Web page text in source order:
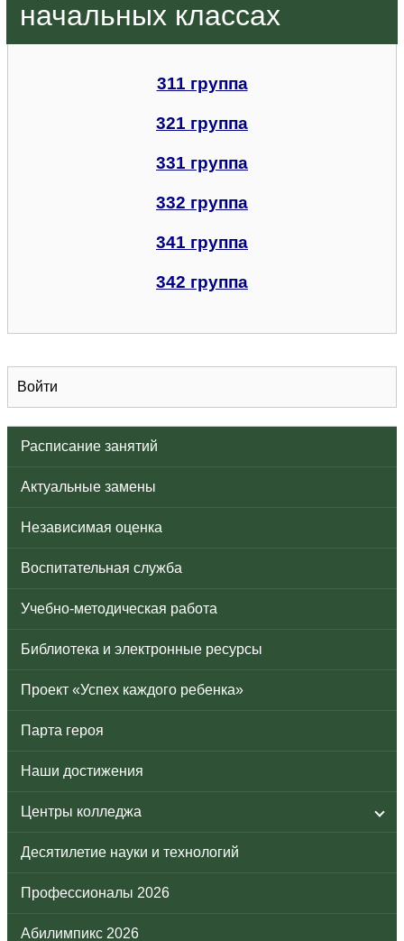
Войти
Расписание занятий
Актуальные замены
Независимая оценка
Воспитательная служба
Учебно-методическая работа
Библиотека и электронные ресурсы
Проект «Успех каждого ребенка»
Парта героя
Наши достижения
Центры колледжа
Десятилетие науки и технологий
Профессионалы 2026
Абилимпикс 2026
начальных классах
311 группа
321 группа
331 группа
332 группа
341 группа
342 группа